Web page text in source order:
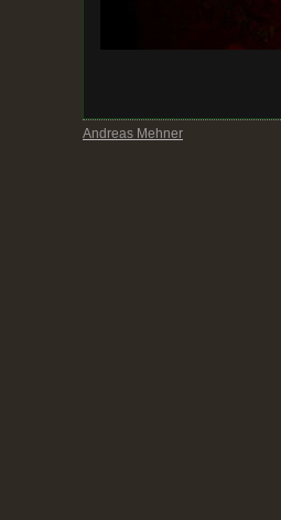
Andreas Mehner